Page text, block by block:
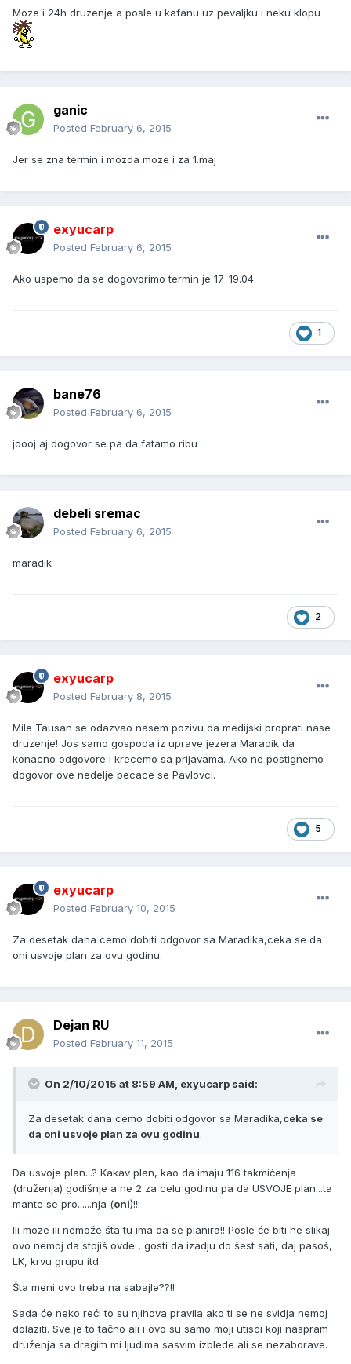
Moze i 24h druzenje a posle u kafanu uz pevaljku i neku klopu
ganic
Posted February 6, 2015
Jer se zna termin i mozda moze i za 1.maj
exyucarp
Posted February 6, 2015
Ako uspemo da se dogovorimo termin je 17-19.04.
1
bane76
Posted February 6, 2015
joooj aj dogovor se pa da fatamo ribu
debeli sremac
Posted February 6, 2015
maradik
2
exyucarp
Posted February 8, 2015
Mile Tausan se odazvao nasem pozivu da medijski proprati nase
druzenje! Jos samo gospoda iz uprave jezera Maradik da
konacno odgovore i krecemo sa prijavama. Ako ne postignemo
dogovor ove nedelje pecace se Pavlovci.
5
exyucarp
Posted February 10, 2015
Za desetak dana cemo dobiti odgovor sa Maradika,ceka se da
oni usvoje plan za ovu godinu.
Dejan RU
Posted February 11, 2015
On 2/10/2015 at 8:59 AM, exyucarp said:
Za desetak dana cemo dobiti odgovor sa Maradika,ceka se
da oni usvoje plan za ovu godinu.
Da usvoje plan...? Kakav plan, kao da imaju 116 takmičenja
(druženja) godišnje a ne 2 za celu godinu pa da USVOJE plan...ta
mante se pro......nja (oni)!!!
Ili moze ili nemože šta tu ima da se planira!! Posle će biti ne slikaj
ovo nemoj da stojiš ovde , gosti da izadju do šest sati, daj pasoš,
LK, krvu grupu itd.
Šta meni ovo treba na sabajle??!!
Sada će neko reći to su njihova pravila ako ti se ne svidja nemoj
dolaziti. Sve je to tačno ali i ovo su samo moji utisci koji naspram
druženja sa dragim mi ljudima sasvim izblede ali se nezaborave.